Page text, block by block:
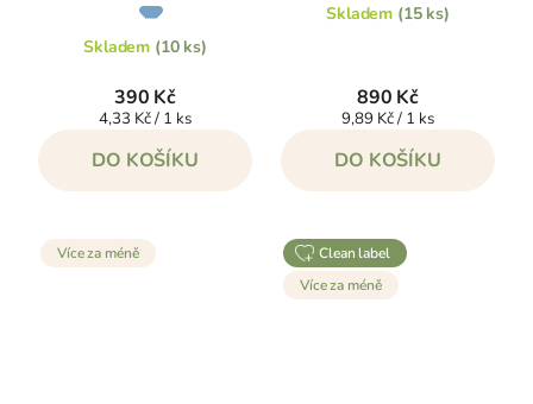
hodnocení
je
5,0
5
hvězdiček.
Skladem (10 ks)
390 Kč
Měrná
4,33 Kč / 1 ks
DO KOŠÍKU
Skladem (15 ks)
890 Kč
Měrná
9,89 Kč / 1 ks
DO KOŠÍKU
Více za méně
clean label
Více za méně